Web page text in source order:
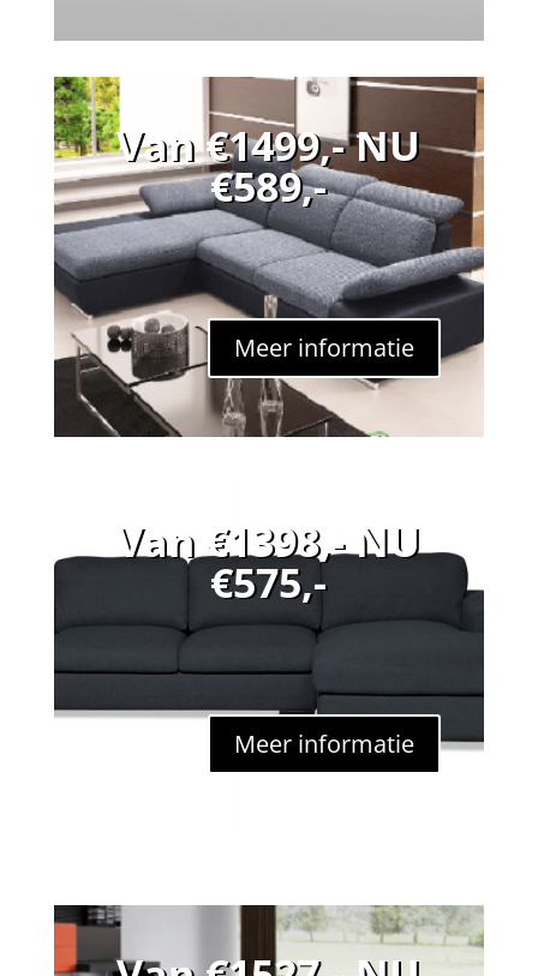
Van €1499,- NU
€589,-
Meer informatie
Van €1398,- NU
€575,-
Meer informatie